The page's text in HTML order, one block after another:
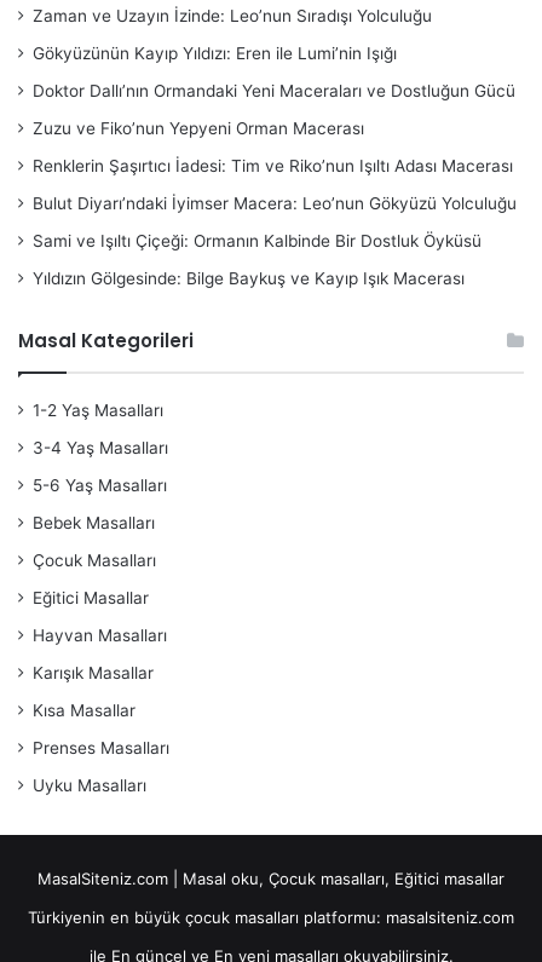
Zaman ve Uzayın İzinde: Leo’nun Sıradışı Yolculuğu
Gökyüzünün Kayıp Yıldızı: Eren ile Lumi’nin Işığı
Doktor Dallı’nın Ormandaki Yeni Maceraları ve Dostluğun Gücü
Zuzu ve Fiko’nun Yepyeni Orman Macerası
Renklerin Şaşırtıcı İadesi: Tim ve Riko’nun Işıltı Adası Macerası
Bulut Diyarı’ndaki İyimser Macera: Leo’nun Gökyüzü Yolculuğu
Sami ve Işıltı Çiçeği: Ormanın Kalbinde Bir Dostluk Öyküsü
Yıldızın Gölgesinde: Bilge Baykuş ve Kayıp Işık Macerası
Masal Kategorileri
1-2 Yaş Masalları
3-4 Yaş Masalları
5-6 Yaş Masalları
Bebek Masalları
Çocuk Masalları
Eğitici Masallar
Hayvan Masalları
Karışık Masallar
Kısa Masallar
Prenses Masalları
Uyku Masalları
MasalSiteniz.com | Masal oku, Çocuk masalları, Eğitici masallar
Türkiyenin en büyük çocuk masalları platformu: masalsiteniz.com
ile En güncel ve En yeni masalları okuyabilirsiniz.